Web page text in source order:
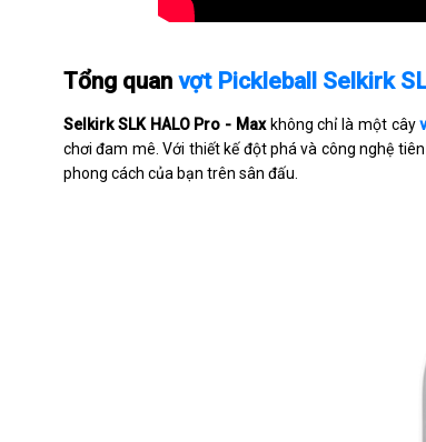
Tổng quan vợt Pickleball Selkirk
Selkirk SLK HALO Pro - Maxkhông chỉ là một cây
chơi đam mê. Với thiết kế đột phá và công nghệ tiên
phong cách của bạn trên sân đấu.